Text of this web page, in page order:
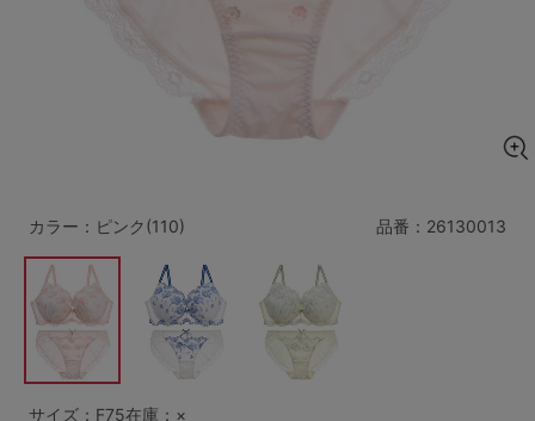
B70
D75
F65 F70
G65 G75
H70
SS M
～999円 1,000～1,999円
2,000～2,999円 3,000～3,999円
品番： 26130013
カラー：ピンク(110)
サイズ：F75在庫：×